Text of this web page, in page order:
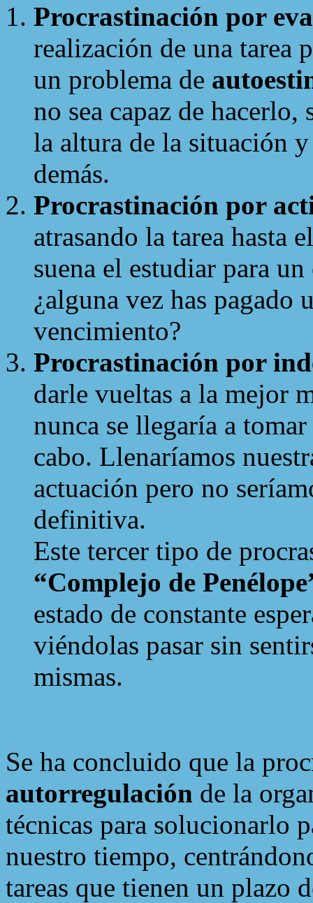
Procrastinación por
realización de una tarea
un problema de
no sea capaz de hacerlo,
la altura de la situación
demás.
Procrastinación por
atrasando la tarea hasta
suena el estudiar para
¿alguna vez has pagado
vencimiento?
Procrastinación por
darle vueltas a la mejor
nunca se llegaría a
cabo. Llenaríamos
actuación pero no
definitiva.
Este tercer tipo de
“Complejo de
estado de constante
viéndolas pasar sin
mismas.
Se ha concluido que la
autorregulación de la
técnicas para solucionarlo
nuestro tiempo,
tareas que tienen un plazo